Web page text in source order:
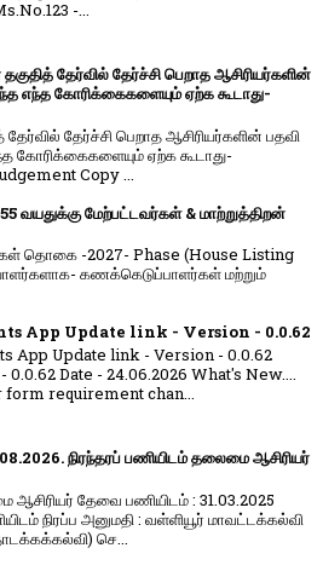
-...
தேர்வில் தேர்ச்சி பெறாத ஆசிரியர்களின்
எந்த கோரிக்கைகளையும் ஏற்க கூடாது-
தேர்வில் தேர்ச்சி பெறாத ஆசிரியர்களின் பதவி
கோரிக்கைகளையும் ஏற்க கூடாது-
Copy ...
மேற்பட்டவர்கள் & மாற்றுத்திறன்
தொகை -2027- Phase (House Listing
கணக்கெடுப்பாளர்கள் மற்றும்
App Update link - Version - 0.0.62
App Update link - Version - 0.0.62
Date - 24.06.2026 What's New....
requirement chan...
நிரந்தரப் பணியிடம் தலைமை ஆசிரியர்
ஆசிரியர் தேவை பணியிடம் : 31.03.2025
நிரப்ப அனுமதி : வள்ளியூர் மாவட்டக்கல்வி
செ...